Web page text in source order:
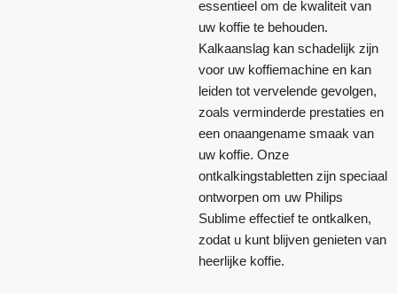
essentieel om de kwaliteit van
uw koffie te behouden.
Kalkaanslag kan schadelijk zijn
voor uw koffiemachine en kan
leiden tot vervelende gevolgen,
zoals verminderde prestaties en
een onaangename smaak van
uw koffie. Onze
ontkalkingstabletten zijn speciaal
ontworpen om uw Philips
Sublime effectief te ontkalken,
zodat u kunt blijven genieten van
heerlijke koffie.